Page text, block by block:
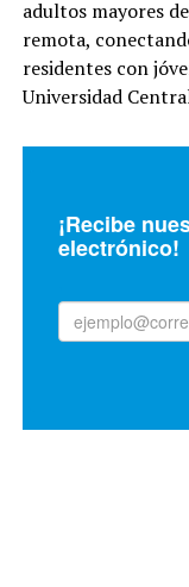
adultos mayores
remota,
residentes con
Universidad